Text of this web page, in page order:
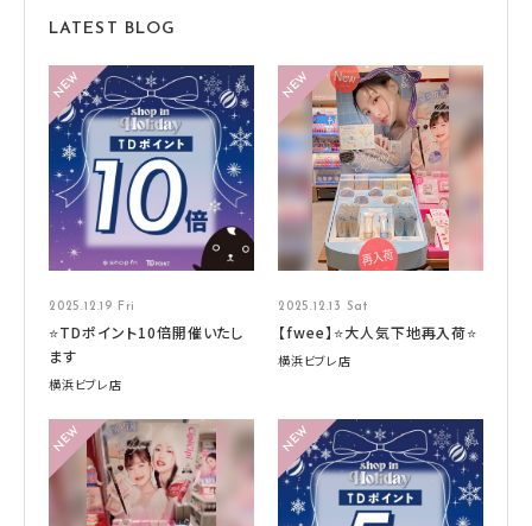
LATEST BLOG
2025.12.19 Fri
⭐TDポイント10倍開催いたし
ます
横浜ビブレ店
2025.12.13 Sat
【fwee】⭐大人気下地再入荷⭐
横浜ビブレ店